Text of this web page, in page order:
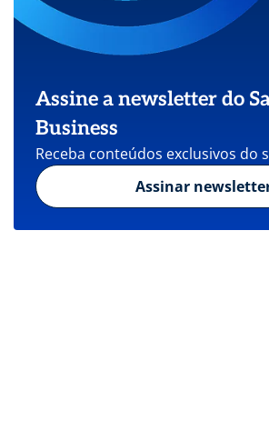
Assine a newsletter do
Business
Receba conteúdos exclusivos do
Assinar